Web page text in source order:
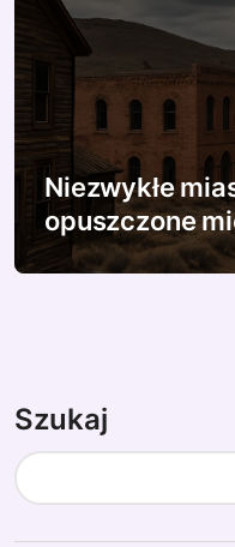
Niezwykłe
opuszczone
Szukaj